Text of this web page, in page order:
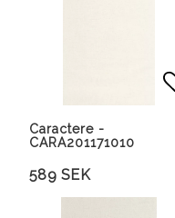
Caractere -
CARA201171010
589 SEK